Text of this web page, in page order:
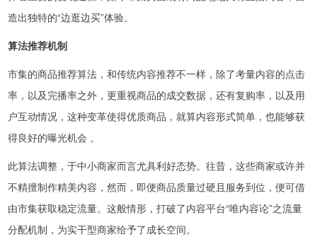
造出独特的“边逛边买”体验。
算法推荐机制
市集的商品推荐算法，和传统内容推荐不一样，除了考量内容的点击
率，以及完播率之外，更重视商品的成交数据，还有复购率，以及用
户互动情况，这种变革使得优质商品，就算内容形式简单，也能够获
得良好的曝光机会 。
此算法调整，于中小商家而言尤具利好态势。往昔，这些商家或许并
不精擅制作精美内容，然而，即便商品质量过硬且服务到位，便可借
由市集获取稳定流量。这般情形，打破了内容平台“唯内容论”之流量
分配机制，为实干型商家给予了成长空间。